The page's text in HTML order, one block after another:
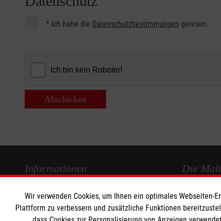
* Ich habe die Datenschutzbestimmungen gelesen.
Abschicken
Informationen
Impressum
Datenschutz
Die
Malteser in
Wir verwenden Cookies, um Ihnen ein optimales
Plattform zu verbessern und zusätzliche Funktionen